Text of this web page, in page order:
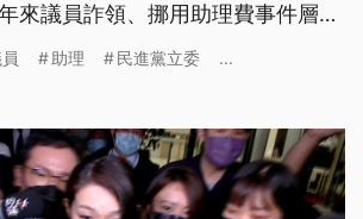
來議員詐領、挪用助理費事件層出
關配套。
助理 民進黨立委 ...